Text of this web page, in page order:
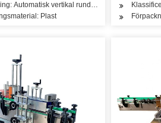
Automatisk vertikal rund
Plast